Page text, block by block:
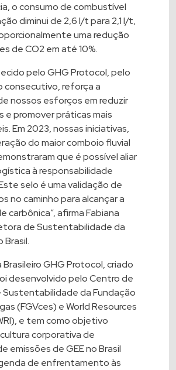
o consumo de combustível
diminui de 2,6 l/t para 2,1 l/t,
uma redução
de CO2 em até 10%.
pelo GHG Protocol, pelo
consecutivo, reforça a
nossos esforços em reduzir
e promover práticas mais
Em 2023, nossas iniciativas,
do maior comboio fluvial
que é possível aliar
à responsabilidade
selo é uma validação de
no caminho para alcançar a
carbônica”, afirma Fabiana
de Sustentabilidade da
Brasil.
Brasileiro GHG Protocol, criado
desenvolvido pelo Centro de
da Fundação
(FGVces) e World Resources
e tem como objetivo
corporativa de
emissões de GEE no Brasil
de enfrentamento às